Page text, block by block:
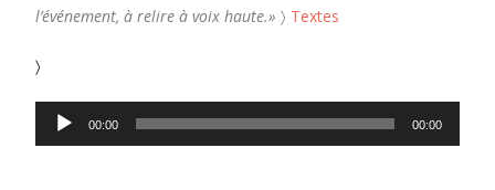
l’événement, à relire à voix haute.»〉 Textes
〉
Lecteur
audio
00:00 00:00